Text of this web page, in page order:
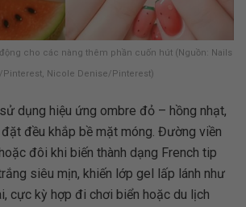
cho các nàng thêm phần cuốn hút (Nguồn: Nails
Pinterest, Nicole Denise/Pinterest)
dụng hiệu ứng ombre đỏ – hồng nhạt,
đều khắp bề mặt móng. Đường viền
đôi khi biến thành dạng French tip
siêu mịn, khiến lớp gel lấp lánh như
cực kỳ hợp đi chơi biển hoặc du lịch